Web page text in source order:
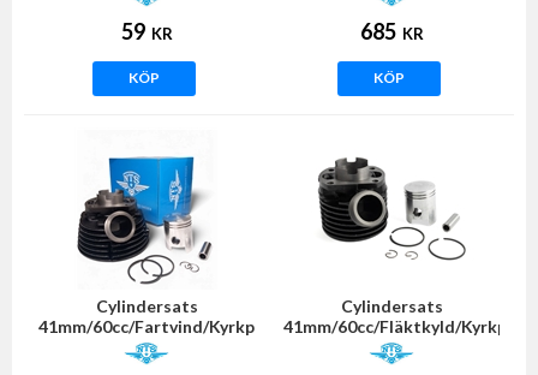
59 KR
KÖP
685 KR
KÖP
Cylindersats
41mm/60cc/Fartvind/Kyrkport
(Sachs) NTS
Cylindersats
41mm/60cc/Fläktkyld/Kyrkport
(Sachs)